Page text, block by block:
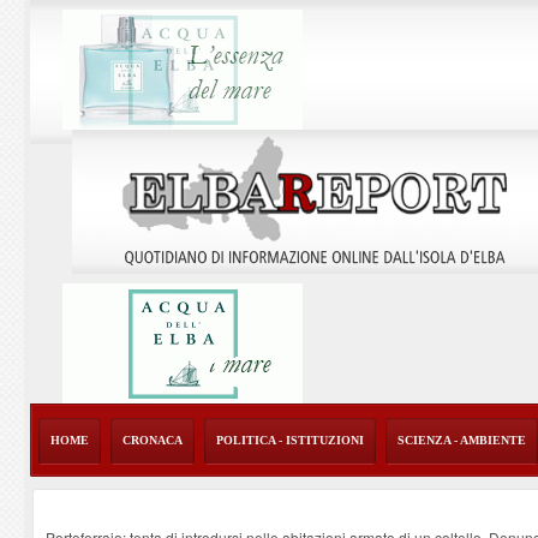
HOME CRONACA POLITICA - ISTITUZIONI SCIENZA - AMBIENTE